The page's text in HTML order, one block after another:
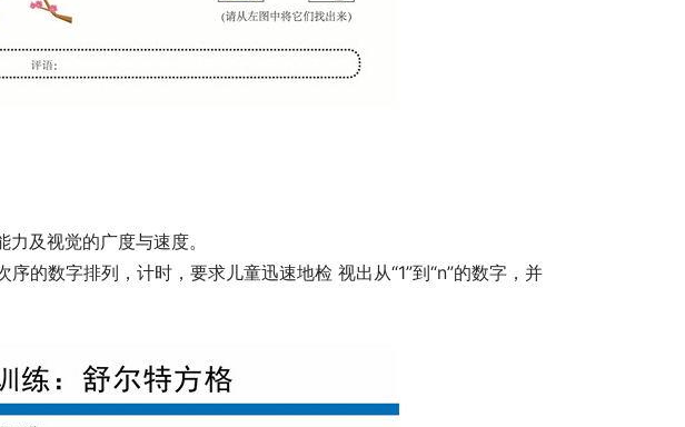
及视觉的广度与速度。
的数字排列，计时，要求儿童迅速地检 视出从“1”到“n”的数字，并